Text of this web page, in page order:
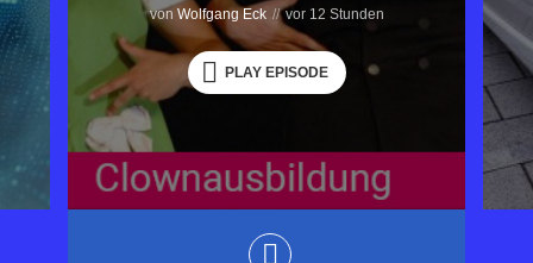
von Wolfgang Eck vor 12 Stunden
PLAY EPISODE